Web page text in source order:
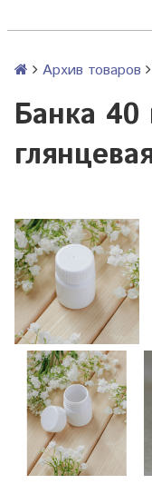
Архив товаров
Банка